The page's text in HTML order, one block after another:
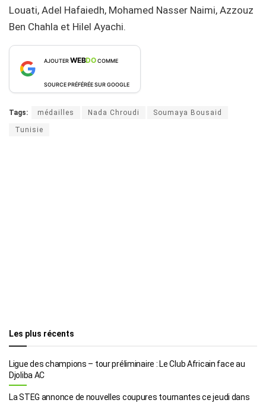
Louati, Adel Hafaiedh, Mohamed Nasser Naimi, Azzouz
Ben Chahla et Hilel Ayachi.
AJOUTERWEBDOCOMME
SOURCE PRÉFÉRÉE SUR GOOGLE
Tags: médailles Nada Chroudi Soumaya Bousaid
Tunisie
Les plus récents
Ligue des champions – tour préliminaire : Le Club Africain face au
Djoliba AC
La STEG annonce de nouvelles coupures tournantes ce jeudi dans